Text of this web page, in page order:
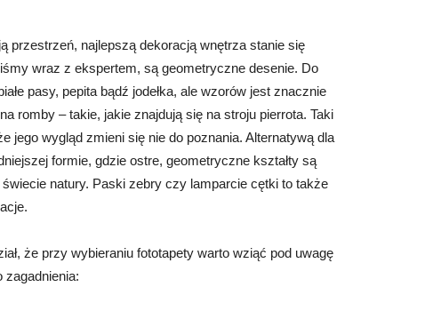
przestrzeń, najlepszą dekoracją wnętrza stanie się
wraz z ekspertem, są geometryczne desenie. Do
pasy, pepita bądź jodełka, ale wzorów jest znacznie
romby – takie, jakie znajdują się na stroju pierrota. Taki
jego wygląd zmieni się nie do poznania. Alternatywą dla
formie, gdzie ostre, geometryczne kształty są
natury. Paski zebry czy lamparcie cętki to także
że przy wybieraniu fototapety warto wziąć pod uwagę